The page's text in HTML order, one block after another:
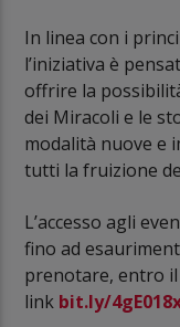
In linea con i
l’iniziativa è
offrire la
dei Miracoli e le
modalità nuove e
tutti la fruizione
L’accesso agli
fino ad
prenotare, entro
link bit.ly/